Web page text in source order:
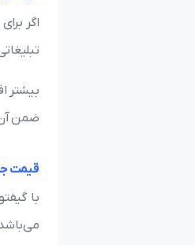
اگر
بیشتر
ضمن آن
قیمت
با